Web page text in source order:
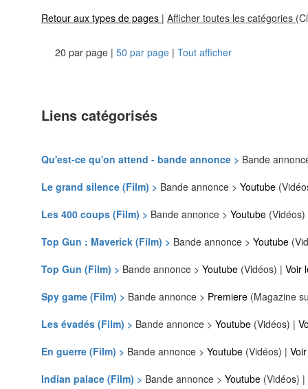
Retour aux types de pages | Afficher toutes les catégories
20 par page | 50 par page | Tout afficher
Liens catégorisés
Qu'est-ce qu'on attend - bande annonce > Bande
Le grand silence (Film) > Bande annonce > Youtube
Les 400 coups (Film) > Bande annonce > Youtube
Top Gun : Maverick (Film) > Bande annonce > Youtube
Top Gun (Film) > Bande annonce > Youtube (Vidéos) | Voir
Spy game (Film) > Bande annonce > Premiere (Magazine
Les évadés (Film) > Bande annonce > Youtube (Vidéos) |
En guerre (Film) > Bande annonce > Youtube (Vidéos) |
Indian palace (Film) > Bande annonce > Youtube (Vidéos) |